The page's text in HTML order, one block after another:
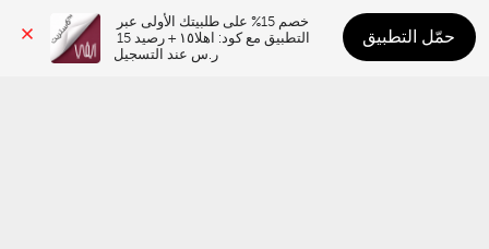
ر.س عند التسجيل
حمّل التطبيق